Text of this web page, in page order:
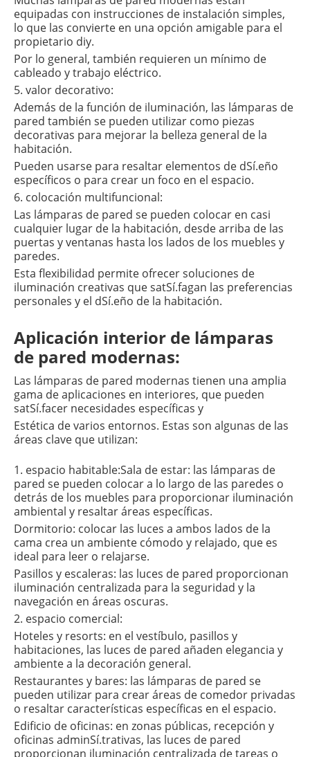
equipadas con instrucciones de instalación simples,
lo que las convierte en una opción amigable para el
propietario diy.
Por lo general, también requieren un mínimo de
cableado y trabajo eléctrico.
5. valor decorativo:
Además de la función de iluminación, las lámparas de
pared también se pueden utilizar como piezas
decorativas para mejorar la belleza general de la
habitación.
Pueden usarse para resaltar elementos de dSí.eño
específicos o para crear un foco en el espacio.
6. colocación multifuncional:
Las lámparas de pared se pueden colocar en casi
cualquier lugar de la habitación, desde arriba de las
puertas y ventanas hasta los lados de los muebles y
paredes.
Esta flexibilidad permite ofrecer soluciones de
iluminación creativas que satSí.fagan las preferencias
personales y el dSí.eño de la habitación.
Aplicación interior de lámparas
de pared modernas:
Las lámparas de pared modernas tienen una amplia
gama de aplicaciones en interiores, que pueden
satSí.facer necesidades específicas y
Estética de varios entornos. Estas son algunas de las
áreas clave que utilizan:
1. espacio habitable:Sala de estar: las lámparas de
pared se pueden colocar a lo largo de las paredes o
detrás de los muebles para proporcionar iluminación
ambiental y resaltar áreas específicas.
Dormitorio: colocar las luces a ambos lados de la
cama crea un ambiente cómodo y relajado, que es
ideal para leer o relajarse.
Pasillos y escaleras: las luces de pared proporcionan
iluminación centralizada para la seguridad y la
navegación en áreas oscuras.
2. espacio comercial:
Hoteles y resorts: en el vestíbulo, pasillos y
habitaciones, las luces de pared añaden elegancia y
ambiente a la decoración general.
Restaurantes y bares: las lámparas de pared se
pueden utilizar para crear áreas de comedor privadas
o resaltar características específicas en el espacio.
Edificio de oficinas: en zonas públicas, recepción y
oficinas adminSí.trativas, las luces de pared
proporcionan iluminación centralizada de tareas o